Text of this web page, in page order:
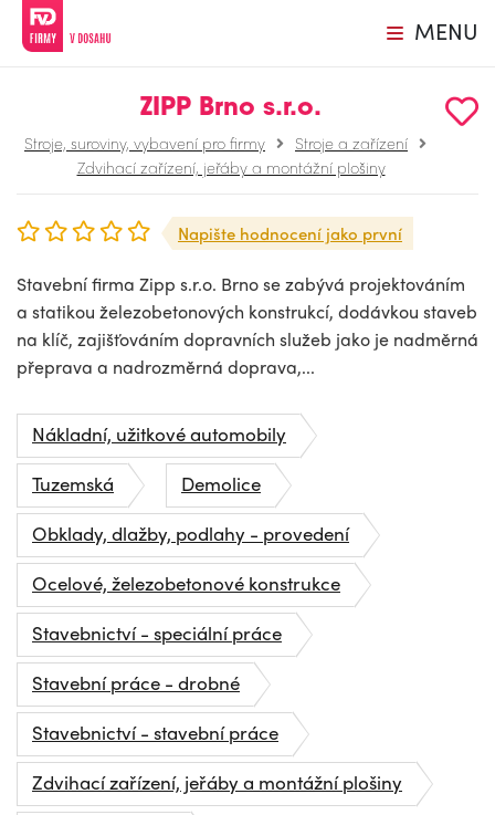
MENU
ZIPP Brno s.r.o.
Stroje, suroviny, vybavení pro firmy
Stroje a zařízení
Zdvihací zařízení, jeřáby a montážní plošiny
Napište hodnocení jako první
Stavební firma Zipp s.r.o. Brno se zabývá projektováním
a statikou železobetonových konstrukcí, dodávkou staveb
na klíč, zajišťováním dopravních služeb jako je nadměrná
přeprava a nadrozměrná doprava,...
Nákladní, užitkové automobily
Tuzemská
Demolice
Obklady, dlažby, podlahy - provedení
Ocelové, železobetonové konstrukce
Stavebnictví - speciální práce
Stavební práce - drobné
Stavebnictví - stavební práce
Zdvihací zařízení, jeřáby a montážní plošiny